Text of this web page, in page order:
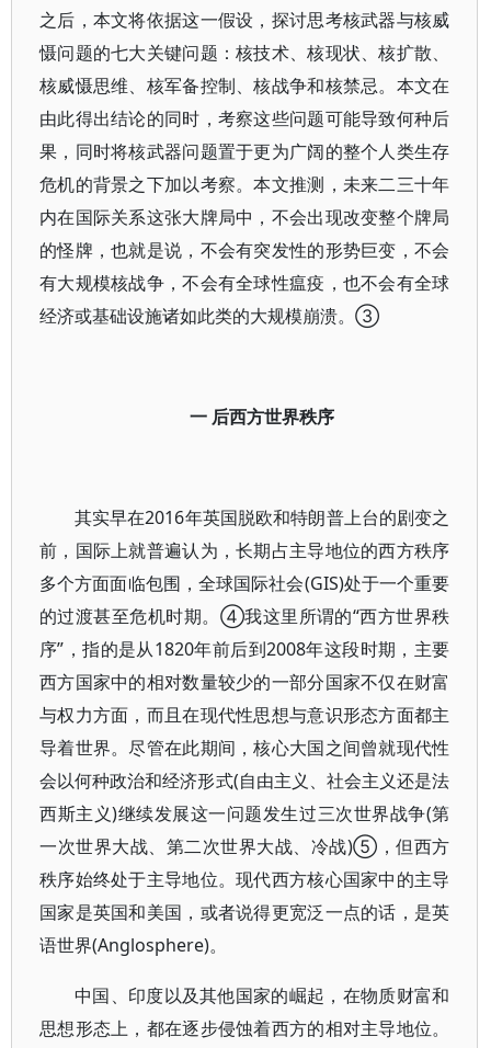
之后，本文将依据这一假设，探讨思考核武器与核威
慑问题的七大关键问题：核技术、核现状、核扩散、
核威慑思维、核军备控制、核战争和核禁忌。本文在
由此得出结论的同时，考察这些问题可能导致何种后
果，同时将核武器问题置于更为广阔的整个人类生存
危机的背景之下加以考察。本文推测，未来二三十年
内在国际关系这张大牌局中，不会出现改变整个牌局
的怪牌，也就是说，不会有突发性的形势巨变，不会
有大规模核战争，不会有全球性瘟疫，也不会有全球
经济或基础设施诸如此类的大规模崩溃。③
一 后西方世界秩序
其实早在2016年英国脱欧和特朗普上台的剧变之
前，国际上就普遍认为，长期占主导地位的西方秩序
多个方面面临包围，全球国际社会(GIS)处于一个重要
的过渡甚至危机时期。④我这里所谓的“西方世界秩
序”，指的是从1820年前后到2008年这段时期，主要
西方国家中的相对数量较少的一部分国家不仅在财富
与权力方面，而且在现代性思想与意识形态方面都主
导着世界。尽管在此期间，核心大国之间曾就现代性
会以何种政治和经济形式(自由主义、社会主义还是法
西斯主义)继续发展这一问题发生过三次世界战争(第
一次世界大战、第二次世界大战、冷战)⑤，但西方
秩序始终处于主导地位。现代西方核心国家中的主导
国家是英国和美国，或者说得更宽泛一点的话，是英
语世界(Anglosphere)。
中国、印度以及其他国家的崛起，在物质财富和
思想形态上，都在逐步侵蚀着西方的相对主导地位。